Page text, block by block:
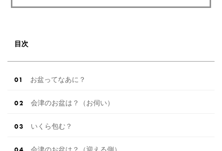
目次
お盆ってなあに？
会津のお盆は？（お伺い）
いくら包む？
会津のお盆は？（迎える側）